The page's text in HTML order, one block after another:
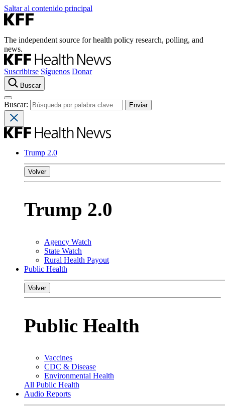
Saltar al contenido principal
The independent source for health policy research, polling, and
news.
Suscribirse Síguenos Donar
Buscar
Buscar:
Trump 2.0
Volver
Trump 2.0
Agency Watch
State Watch
Rural Health Payout
Public Health
Volver
Public Health
Vaccines
CDC & Disease
Environmental Health
All Public Health
Audio Reports